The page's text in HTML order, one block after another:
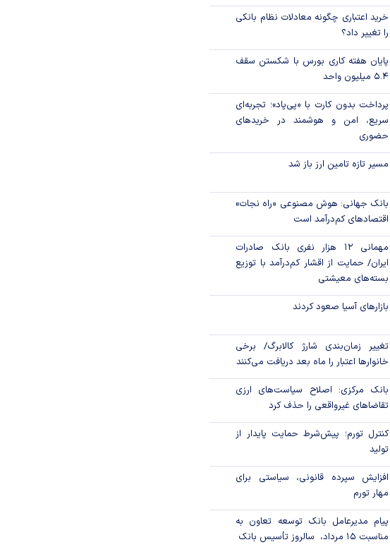
خرید اعتباری چگونه معادلات نظام بانکی
را تغییر داد؟
پایان هفته کاری بورس با شکستن سقف
۵.۴ میلیون واحد
پرداخت بدون کارت با «پی‌پاد»؛ تجربه‌ای
سریع، امن و هوشمند در خریدهای
حضوری
مسیر تازه تامین ارز باز شد
بانک جهانی: هوش مصنوعی «راه نجات»
اقتصادهای کم‌درآمد است
مهمانی ۱۲ هزار نفری بانک صادرات
ایران/ حمایت از اقشار کم‌درآمد با توزیع
بسته‌های معیشتی
بازارهای آسیا صعود کردند
تغییر زمان‌بندی شارژ کالابرگ/ برخی
خانوار‌ها اعتبار را ماه بعد دریافت می‌کنند
بانک مرکزی: اصلاح سیاست‌های ارزی
تقاضاهای غیرواقعی را حذف کرد
کنترل تورم؛ پیش‌شرط حمایت پایدار از
تولید
افزایش سپرده قانونی، سیاستی برای
مهار تورم
پیام مدیرعامل بانک توسعه تعاون به
مناسبت ۱۵ مرداد، سالروز تأسیس بانک